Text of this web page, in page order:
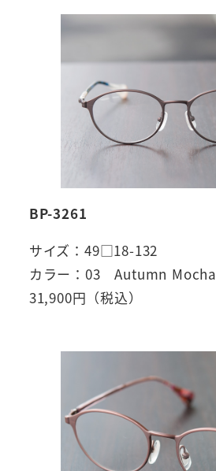
BP-3261
サイズ：49□18-132
カラー：03 Autumn Mocha
31,900円（税込）